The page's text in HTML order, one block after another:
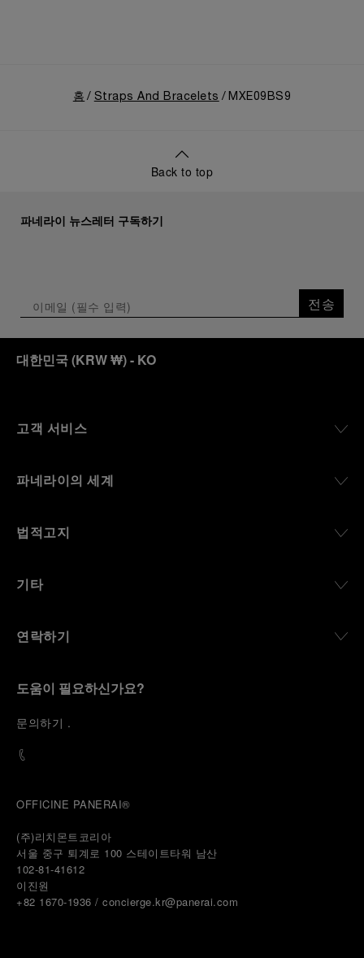
홈 Straps And Bracelets MXE09BS9
Back to top
파네라이 뉴스레터 구독하기
전송
대한민국(KRW ₩)- KO
고객 서비스
파네라이의 세계
법적고지
기타
연락하기
도움이 필요하신가요?
문의하기 .
OFFICINE PANERAI®
(주)리치몬트코리아
서울 중구 퇴계로 100 스테이트타워 남산
102-81-41612
이진원
+82 1670-1936 / concierge.kr@panerai.com